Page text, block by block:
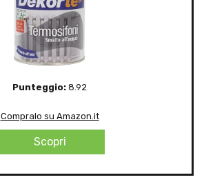
Punteggio: 8.92
Compralo su Amazon.it
Scopri